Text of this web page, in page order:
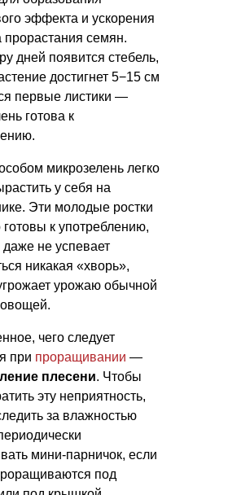
эффекта и ускорения
прорастания семян.
дней появится стебель,
достигнет 5−15 см
первые листики —
готова к
микрозелень легко
у себя на
Эти молодые ростки
готовы к употреблению,
даже не успевает
никакая «хворь»,
урожаю обычной
чего следует
при проращивании —
плесени. Чтобы
эту неприятность,
за влажностью
мини-парничок, если
под